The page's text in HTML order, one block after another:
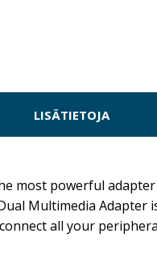
LISÄTIETOJA
most powerful
Multimedia Adapter
all your